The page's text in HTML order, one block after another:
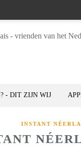
- DIT ZIJN WIJ
INSTANT